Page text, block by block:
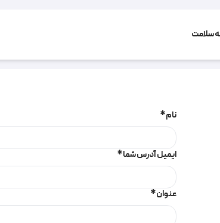
سلامت
نام *
ایمیل آدرس شما *
عنوان *